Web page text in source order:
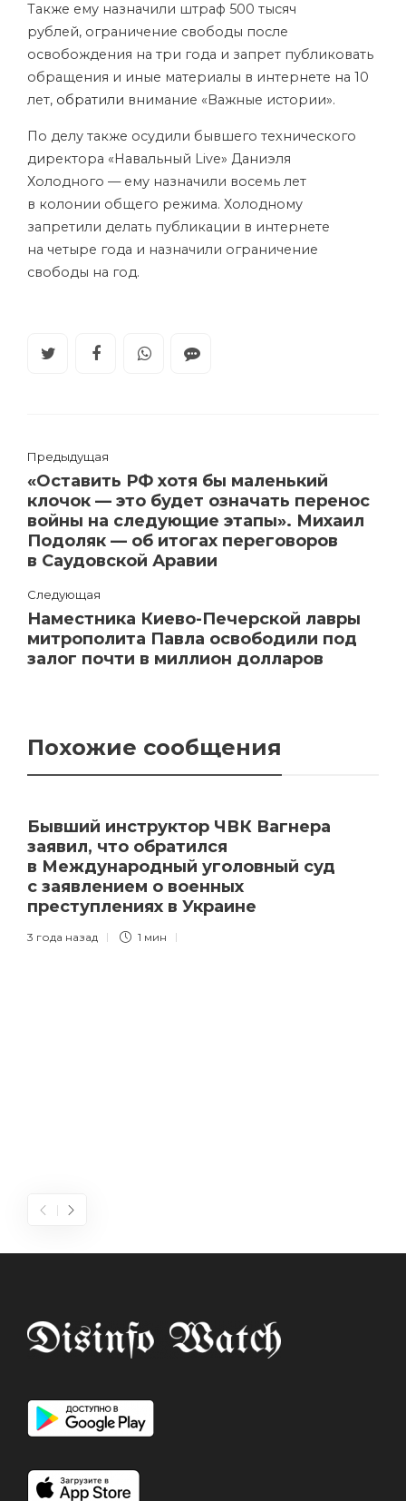
Также ему назначили штраф 500 тысяч
рублей, ограничение свободы после
освобождения на три года и запрет публиковать
обращения и иные материалы в интернете на 10
лет, обратили внимание «Важные истории».
По делу также осудили бывшего технического
директора «Навальный Live» Даниэля
Холодного — ему назначили восемь лет
в колонии общего режима. Холодному
запретили делать публикации в интернете
на четыре года и назначили ограничение
свободы на год.
Предыдущая
«Оставить РФ хотя бы маленький
клочок — это будет означать перенос
войны на следующие этапы». Михаил
Подоляк — об итогах переговоров
в Саудовской Аравии
Следующая
Наместника Киево-Печерской лавры
митрополита Павла освободили под
залог почти в миллион долларов
Похожие сообщения
Бывший инструктор ЧВК Вагнера
заявил, что обратился
в Международный уголовный суд
с заявлением о военных
преступлениях в Украине
3 года назад 1 мин